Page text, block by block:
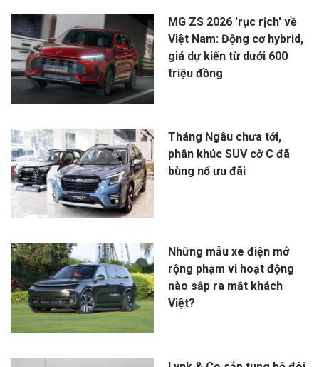
MG ZS 2026 'rục rịch' về
Việt Nam: Động cơ hybrid,
giá dự kiến từ dưới 600
triệu đồng
Tháng Ngâu chưa tới,
phân khúc SUV cỡ C đã
bùng nổ ưu đãi
Những mẫu xe điện mở
rộng phạm vi hoạt động
nào sắp ra mắt khách
Việt?